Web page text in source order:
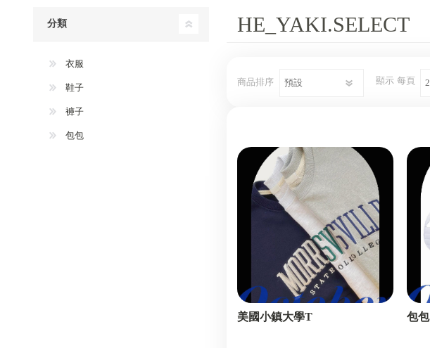
HE_YAKI.SELECT
商品排序 顯示 每頁
美國小鎮大學T 包包
分類
衣服
鞋子
褲子
包包